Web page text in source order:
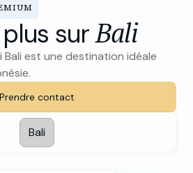
plus surBali
est une destination idéale
Prendre contact
Bali